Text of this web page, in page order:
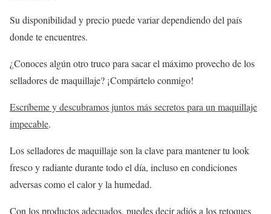
Su disponibilidad y precio puede variar dependiendo del país
donde te encuentres.
¿Conoces algún otro truco para sacar el máximo provecho de los
selladores de maquillaje? ¡Compártelo conmigo!
Escríbeme y descubramos juntos más secretos para un maquillaje
impecable.
Los selladores de maquillaje son la clave para mantener tu look
fresco y radiante durante todo el día, incluso en condiciones
adversas como el calor y la humedad.
Con los productos adecuados, puedes decir adiós a los retoques